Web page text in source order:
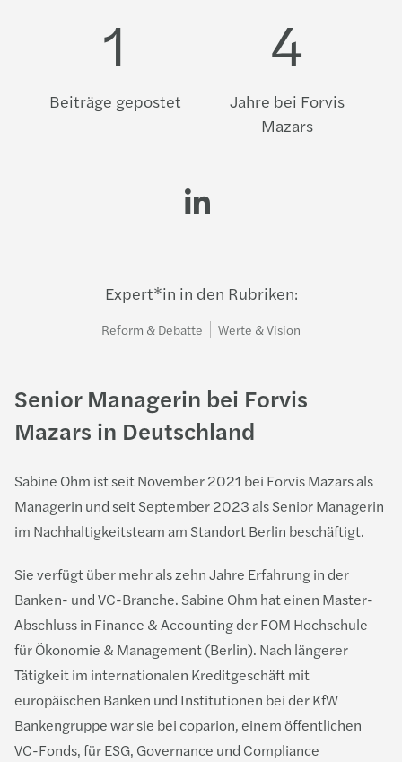
1
Beiträge gepostet
4
Jahre bei Forvis
Mazars
Expert*in in den Rubriken:
Reform & Debatte Werte & Vision
Senior Managerin bei Forvis
Mazars in Deutschland
Sabine Ohm ist seit November 2021 bei Forvis Mazars als
Managerin und seit September 2023 als Senior Managerin
im Nachhaltigkeitsteam am Standort Berlin beschäftigt.
Sie verfügt über mehr als zehn Jahre Erfahrung in der
Banken- und VC-Branche. Sabine Ohm hat einen Master-
Abschluss in Finance & Accounting der FOM Hochschule
für Ökonomie & Management (Berlin). Nach längerer
Tätigkeit im internationalen Kreditgeschäft mit
europäischen Banken und Institutionen bei der KfW
Bankengruppe war sie bei coparion, einem öffentlichen
VC-Fonds, für ESG, Governance und Compliance